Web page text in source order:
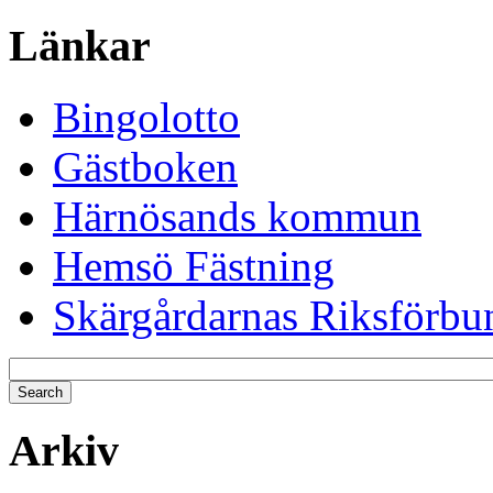
Länkar
Bingolotto
Gästboken
Härnösands kommun
Hemsö Fästning
Skärgårdarnas
Arkiv